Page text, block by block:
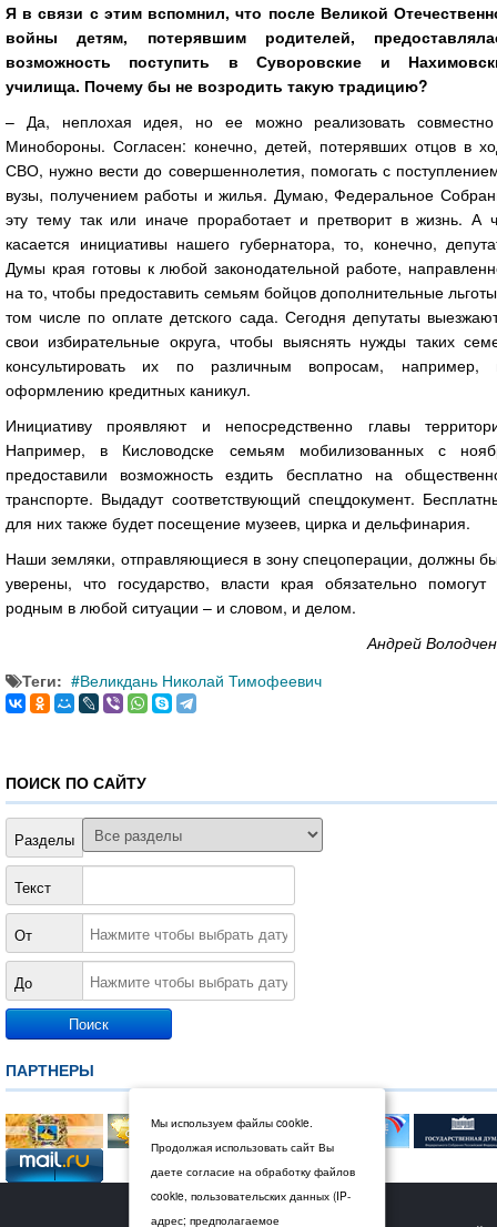
Я в связи с этим вспомнил, что после Великой
войны детям, потерявшим родителей,
возможность поступить в Суворовские и
училища. Почему бы не возродить такую традицию?
– Да, неплохая идея, но ее можно реализовать
Минобороны. Согласен: конечно, детей, потерявших отцов в
СВО, нужно вести до совершеннолетия, помогать с
вузы, получением работы и жилья. Думаю, Федеральное
эту тему так или иначе проработает и претворит в жизнь. А
касается инициативы нашего губернатора, то, конечно,
Думы края готовы к любой законодательной работе,
на то, чтобы предоставить семьям бойцов дополнительные
том числе по оплате детского сада. Сегодня депутаты
свои избирательные округа, чтобы выяснять нужды таких
консультировать их по различным вопросам, например,
оформлению кредитных каникул.
Инициативу проявляют и непосредственно главы
Например, в Кисловодске семьям мобилизованных с
предоставили возможность ездить бесплатно на
транспорте. Выдадут соответствующий спецдокумент.
для них также будет посещение музеев, цирка и дельфинария.
Наши земляки, отправляющиеся в зону спецоперации, должны
уверены, что государство, власти края обязательно помогут
родным в любой ситуации – и словом, и делом.
Андрей
Теги:
Великдань Николай Тимофеевич
ПОИСК ПО САЙТУ
Разделы
Текст
От
До
ПАРТНЕРЫ
© 2026 Дума Ставропольского края.
Мы используем файлы cookie.
Продолжая использовать сайт Вы
даете согласие на обработку файлов
cookie, пользовательских данных (IP-
адрес; предполагаемое